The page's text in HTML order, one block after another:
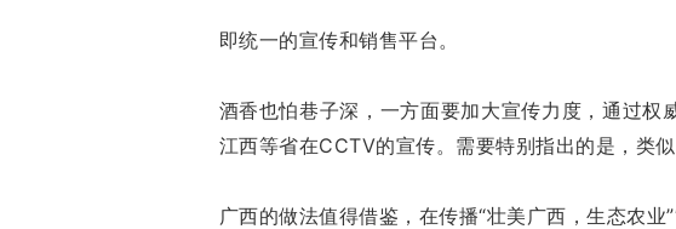
即统一的宣传和销售平台。
酒香也怕巷子深，一方面要加大宣传力度，通过权
江西等省在CCTV的宣传。需要特别指出的是，类
广西的做法值得借鉴，在传播“壮美广西，生态农